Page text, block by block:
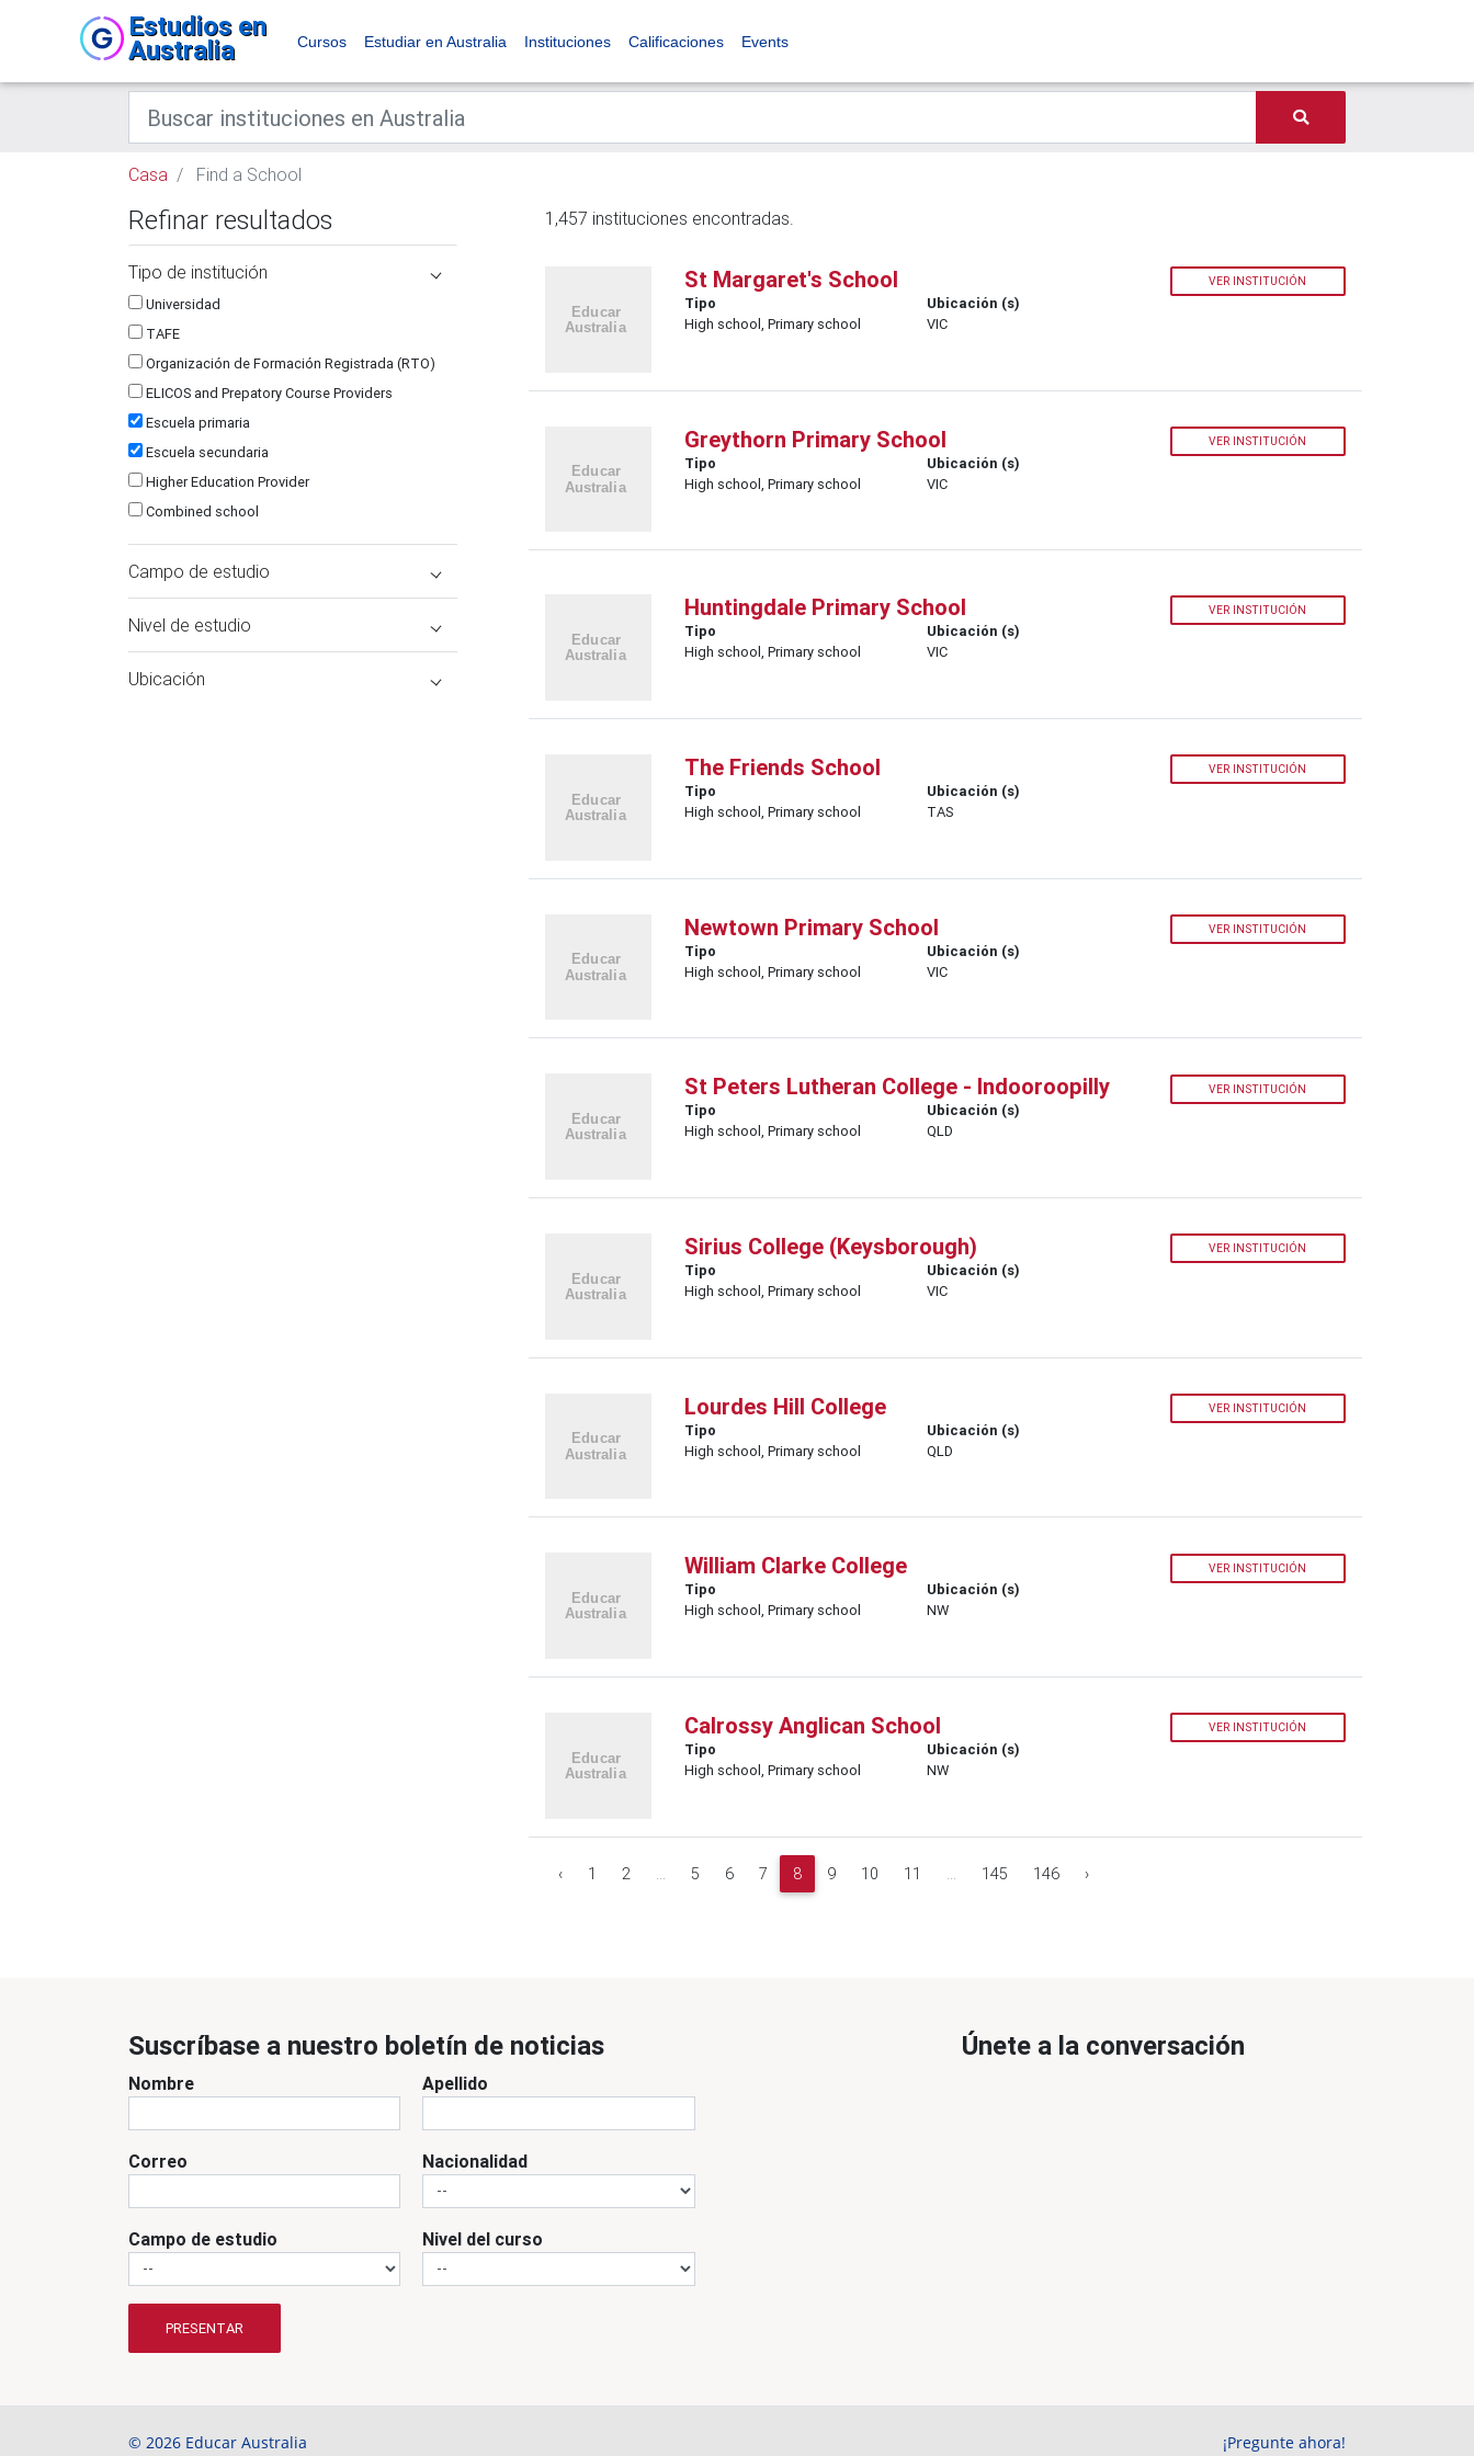
Estudios en
Australia Cursos Estudiar en Australia Instituciones Calificaciones Events
Casa Find a School
Refinar resultados
Tipo de institución
Universidad
TAFE
Organización de Formación Registrada (RTO)
ELICOS and Prepatory Course Providers
Escuela primaria
Escuela secundaria
Higher Education Provider
Combined school
Campo de estudio
Nivel de estudio
Ubicación
1,457 instituciones encontradas.
St Margaret's School
Tipo
High school, Primary school
Ubicación (s)
VIC
VER INSTITUCIÓN
Greythorn Primary School
Tipo
High school, Primary school
Ubicación (s)
VIC
VER INSTITUCIÓN
Huntingdale Primary School
Tipo
High school, Primary school
Ubicación (s)
VIC
VER INSTITUCIÓN
The Friends School
Tipo
High school, Primary school
Ubicación (s)
TAS
VER INSTITUCIÓN
Newtown Primary School
Tipo
High school, Primary school
Ubicación (s)
VIC
VER INSTITUCIÓN
St Peters Lutheran College - Indooroopilly
Tipo
High school, Primary school
Ubicación (s)
QLD
VER INSTITUCIÓN
Sirius College (Keysborough)
Tipo
High school, Primary school
Ubicación (s)
VIC
VER INSTITUCIÓN
Lourdes Hill College
Tipo
High school, Primary school
Ubicación (s)
QLD
VER INSTITUCIÓN
William Clarke College
Tipo
High school, Primary school
Ubicación (s)
NW
VER INSTITUCIÓN
Calrossy Anglican School
Tipo
High school, Primary school
Ubicación (s)
NW
VER INSTITUCIÓN
‹ 1 2 5 6 7 8 9 10 11 145 146 ›
Suscríbase a nuestro boletín de noticias
Nombre Apellido
Correo Nacionalidad
Campo de estudio Nivel del curso
PRESENTAR
Únete a la conversación
© 2026 Educar Australia ¡Pregunte ahora!